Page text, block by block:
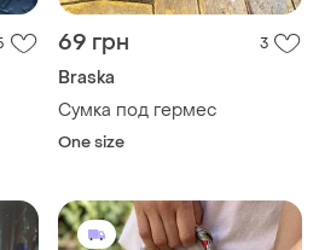
69 грн 3
Braska
Сумка под гермес
One size